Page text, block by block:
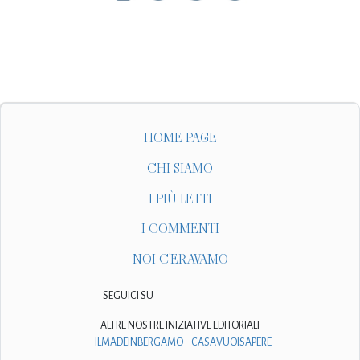
HOME PAGE
CHI SIAMO
I PIÙ LETTI
I COMMENTI
NOI C'ERAVAMO
SEGUICI SU
ALTRE NOSTRE INIZIATIVE EDITORIALI
ILMADEINBERGAMO
CASAVUOISAPERE